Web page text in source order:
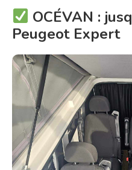
OCÉVAN :
Peugeot Expert